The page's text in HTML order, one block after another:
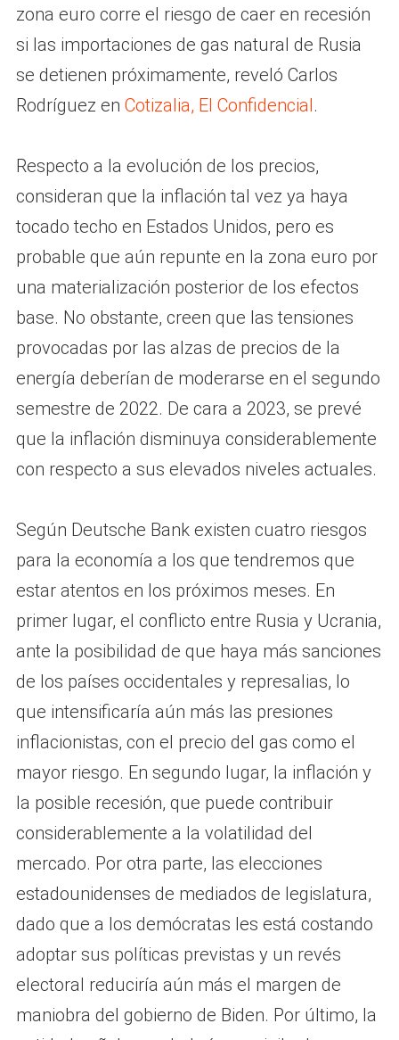
zona euro corre el riesgo de caer en recesión
si las importaciones de gas natural de Rusia
se detienen próximamente, reveló Carlos
Rodríguez en Cotizalia, El Confidencial.
Respecto a la evolución de los precios,
consideran que la inflación tal vez ya haya
tocado techo en Estados Unidos, pero es
probable que aún repunte en la zona euro por
una materialización posterior de los efectos
base. No obstante, creen que las tensiones
provocadas por las alzas de precios de la
energía deberían de moderarse en el segundo
semestre de 2022. De cara a 2023, se prevé
que la inflación disminuya considerablemente
con respecto a sus elevados niveles actuales.
Según Deutsche Bank existen cuatro riesgos
para la economía a los que tendremos que
estar atentos en los próximos meses. En
primer lugar, el conflicto entre Rusia y Ucrania,
ante la posibilidad de que haya más sanciones
de los países occidentales y represalias, lo
que intensificaría aún más las presiones
inflacionistas, con el precio del gas como el
mayor riesgo. En segundo lugar, la inflación y
la posible recesión, que puede contribuir
considerablemente a la volatilidad del
mercado. Por otra parte, las elecciones
estadounidenses de mediados de legislatura,
dado que a los demócratas les está costando
adoptar sus políticas previstas y un revés
electoral reduciría aún más el margen de
maniobra del gobierno de Biden. Por último, la